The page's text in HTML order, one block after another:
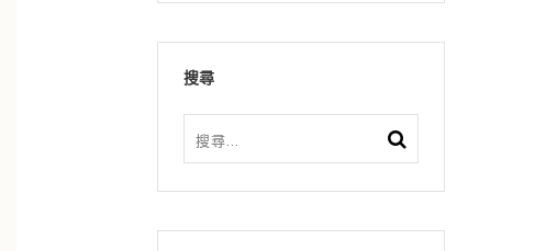
搜尋